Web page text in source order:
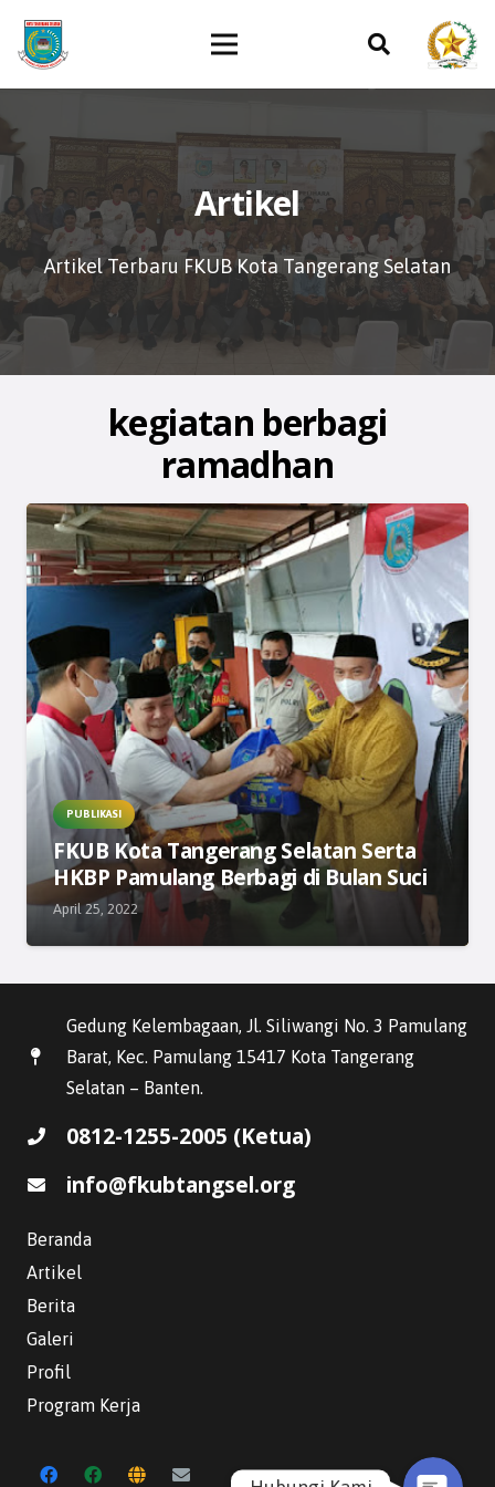
Artikel
Artikel Terbaru FKUB Kota Tangerang Selatan
kegiatan berbagi
ramadhan
PUBLIKASI
FKUB Kota Tangerang Selatan Serta
HKBP Pamulang Berbagi di Bulan Suci
April 25, 2022
Gedung Kelembagaan, Jl. Siliwangi No. 3 Pamulang
Barat, Kec. Pamulang 15417 Kota Tangerang
Selatan – Banten.
0812-1255-2005 (Ketua)
info@fkubtangsel.org
Beranda
Artikel
Berita
Galeri
Profil
Program Kerja